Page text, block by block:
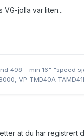
VG-jolla var liten...
498 - min 16" "speed
VP TMD40A
at du har registrert